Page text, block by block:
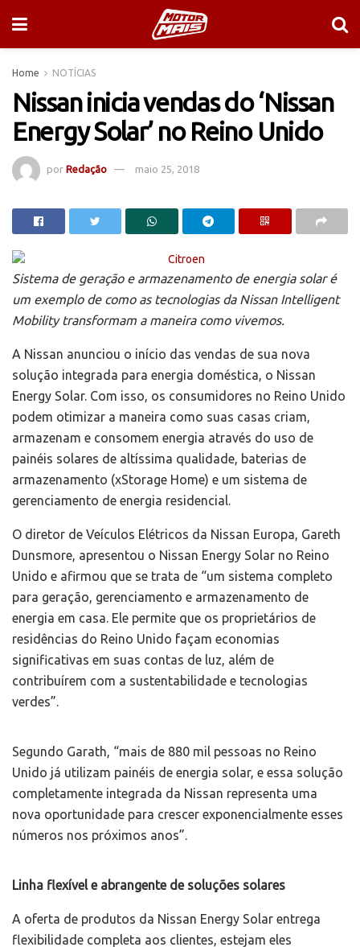
Home NOTÍCIAS
Nissan inicia vendas do ‘Nissan
Energy Solar’ no Reino Unido
por Redação maio 25, 2018
Sistema de geração e armazenamento de energia solar é
um exemplo de como as tecnologias da Nissan Intelligent
Mobility transformam a maneira como vivemos.
A Nissan anunciou o início das vendas de sua nova
solução integrada para energia doméstica, o Nissan
Energy Solar. Com isso, os consumidores no Reino Unido
podem otimizar a maneira como suas casas criam,
armazenam e consomem energia através do uso de
painéis solares de altíssima qualidade, baterias de
armazenamento (xStorage Home) e um sistema de
gerenciamento de energia residencial.
O diretor de Veículos Elétricos da Nissan Europa, Gareth
Dunsmore, apresentou o Nissan Energy Solar no Reino
Unido e afirmou que se trata de “um sistema completo
para geração, gerenciamento e armazenamento de
energia em casa. Ele permite que os proprietários de
residências do Reino Unido façam economias
significativas em suas contas de luz, além de
contribuírem com a sustentabilidade e tecnologias
verdes”.
Segundo Garath, “mais de 880 mil pessoas no Reino
Unido já utilizam painéis de energia solar, e essa solução
completamente integrada da Nissan representa uma
nova oportunidade para crescer exponencialmente esses
números nos próximos anos”.
Linha flexível e abrangente de soluções solares
A oferta de produtos da Nissan Energy Solar entrega
flexibilidade completa aos clientes, estejam eles